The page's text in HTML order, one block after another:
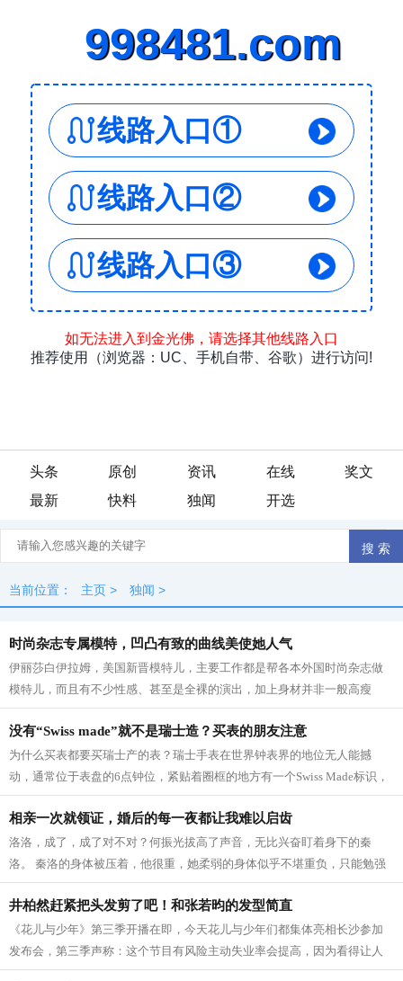
头条 原创 资讯 在线
奖文
最新
快料 独闻 开选
当前位置： 主页 > 独闻 >
时尚杂志专属模特，凹凸有致的曲线美使她人气
伊丽莎白伊拉姆，美国新晋模特儿，主要工作都是帮各本外国时尚杂志做
模特儿，而且有不少性感、甚至是全裸的演出，加上身材并非一般高瘦
平，而是凹凸有致的曲线美，因此她的人...
没有“Swiss made”就不是瑞士造？买表的朋友注意
为什么买表都要买瑞士产的表？瑞士手表在世界钟表界的地位无人能撼
动，通常位于表盘的6点钟位，紧贴着圈框的地方有一个Swiss Made标识，
不仔细看很容易忽略过去。但就这么一个不...
相亲一次就领证，婚后的每一夜都让我难以启齿
洛洛，成了，成了对不对？何振光拔高了声音，无比兴奋盯着身下的秦
洛。 秦洛的身体被压着，他很重，她柔弱的身体似乎不堪重负，只能勉强
坚持着，可听到他这样的问话，心底却是...
井柏然赶紧把头发剪了吧！和张若昀的发型简直
《花儿与少年》第三季开播在即，今天花儿与少年们都集体亮相长沙参加
发布会，第三季声称：这个节目有风险主动失业率会提高，因为看得让人
想辞掉工作去旅行。 光看预告片就让人...